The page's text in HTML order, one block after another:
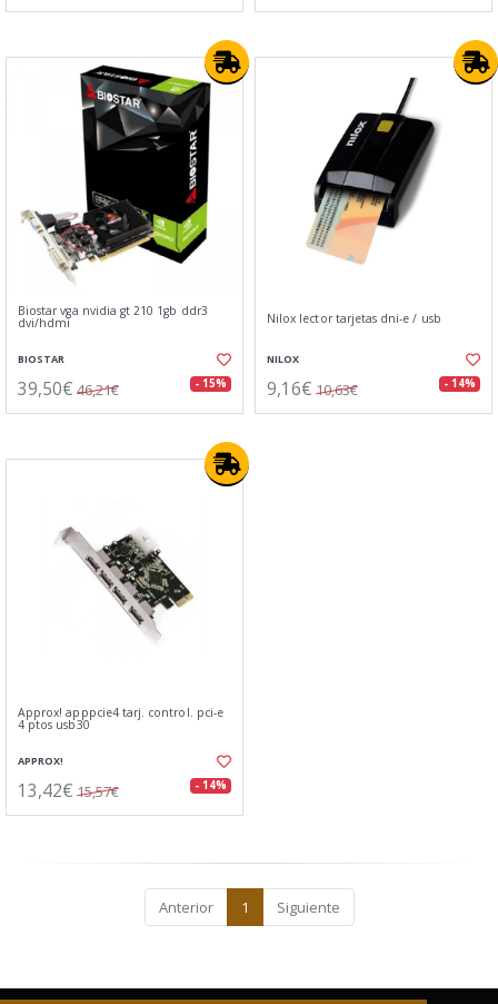
Biostar vga nvidia gt 210 1gb ddr3
dvi/hdmi
BIOSTAR
39,50€ 46,21€ - 15%
Nilox lector tarjetas dni-e / usb
NILOX
9,16€ 10,63€ - 14%
Approx! apppcie4 tarj. control. pci-e
4 ptos usb30
APPROX!
13,42€ 15,57€ - 14%
Anterior 1 Siguiente